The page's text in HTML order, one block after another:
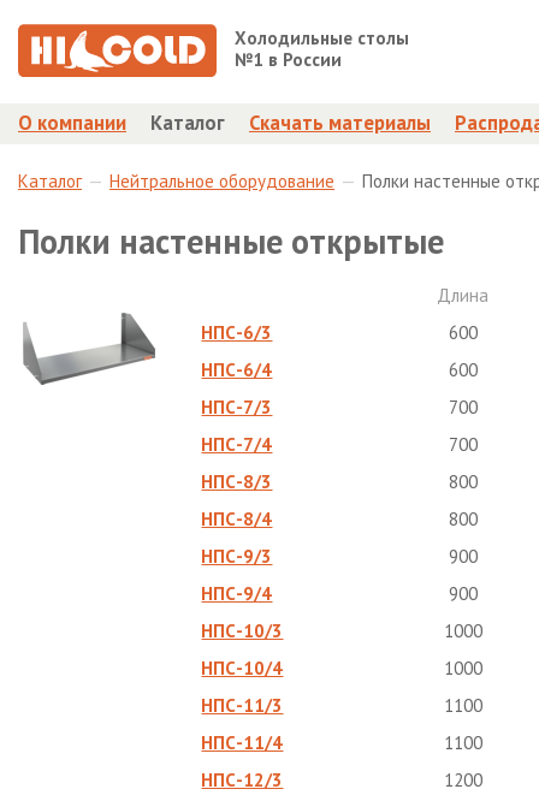
Холодильные столы
№1 в России
О компании Каталог Скачать материалы
Каталог Нейтральное оборудование Полки настенные
Полки настенные открытые
Длина
НПС-6/3
600
НПС-6/4
600
НПС-7/3
700
НПС-7/4
700
НПС-8/3
800
НПС-8/4
800
НПС-9/3
900
НПС-9/4
900
НПС-10/3
1000
НПС-10/4
1000
НПС-11/3
1100
НПС-11/4
1100
НПС-12/3
1200